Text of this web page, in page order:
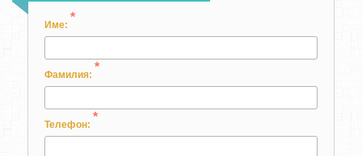
Име:
*
Фамилия:
*
Телефон:
*